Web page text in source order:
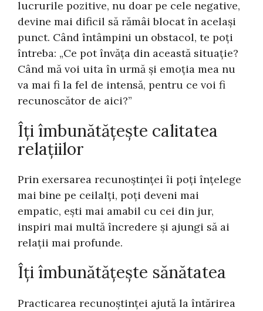
lucrurile pozitive, nu doar pe cele negative,
devine mai dificil să rămâi blocat în același
punct. Când întâmpini un obstacol, te poți
întreba: „Ce pot învăța din această situație?
Când mă voi uita în urmă și emoția mea nu
va mai fi la fel de intensă, pentru ce voi fi
recunoscător de aici?”
Îți îmbunătățește calitatea
relațiilor
Prin exersarea recunoștinței îi poți înțelege
mai bine pe ceilalți, poți deveni mai
empatic, ești mai amabil cu cei din jur,
inspiri mai multă încredere și ajungi să ai
relații mai profunde.
Îți îmbunătățește sănătatea
Practicarea recunoștinței ajută la întărirea